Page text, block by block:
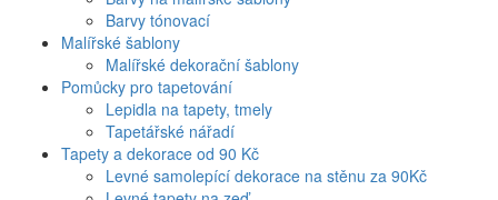
Barvy tónovací
Malířské šablony
Malířské dekorační šablony
Pomůcky pro tapetování
Lepidla na tapety, tmely
Tapetářské nářadí
Tapety a dekorace od 90 Kč
Levné samolepící dekorace na stěnu za 90Kč